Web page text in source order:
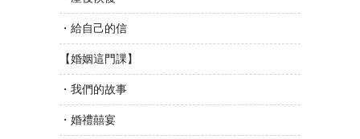
・給自己的信
【婚姻這門課】
・我們的故事
・婚禮囍宴